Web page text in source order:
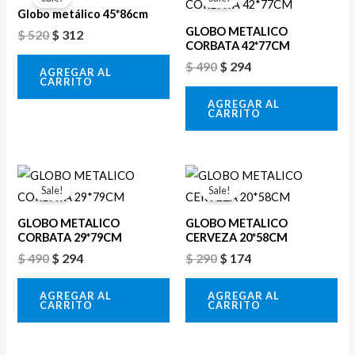
Globo metálico 45*86cm
$520
original
era:
$ 520.
$ 312
actual
$ 312.
AGREGAR AL
CARRITO
GLOBO METALICO
CORBATA 42*77CM
$490
original
era:
$ 490.
$ 294
actual
es:
$ 294.
AGREGAR AL
CARRITO
Sale!
GLOBO METALICO
CORBATA 29*79CM
$490
El
precio
original
era:
$ 490.
$ 294
El
actual
es:
$ 294.
AGREGAR AL
CARRITO
Sale!
GLOBO METALICO
CERVEZA 20*58CM
$290
El
precio
original
era:
$ 290.
$ 174
El
actual
es:
$ 174.
AGREGAR AL
CARRITO